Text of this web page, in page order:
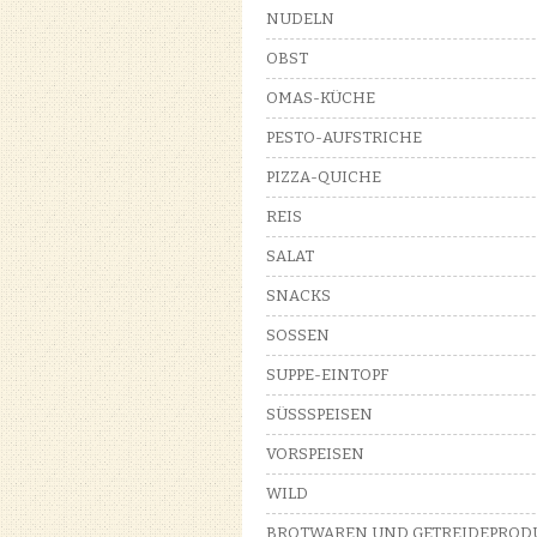
NUDELN
OBST
OMAS-KÜCHE
PESTO-AUFSTRICHE
PIZZA-QUICHE
REIS
SALAT
SNACKS
SOSSEN
SUPPE-EINTOPF
SÜSSSPEISEN
VORSPEISEN
WILD
BROTWAREN UND